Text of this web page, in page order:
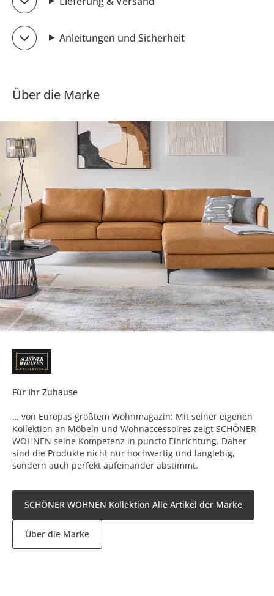
Anleitungen und Sicherheit
Über die Marke
Für Ihr Zuhause
… von Europas größtem Wohnmagazin: Mit seiner eigenen
Kollektion an Möbeln und Wohnaccessoires zeigt SCHÖNER
WOHNEN seine Kompetenz in puncto Einrichtung. Daher
sind die Produkte nicht nur hochwertig und langlebig,
sondern auch perfekt aufeinander abstimmt.
SCHÖNER WOHNEN Kollektion Alle Artikel der Marke
Über die Marke